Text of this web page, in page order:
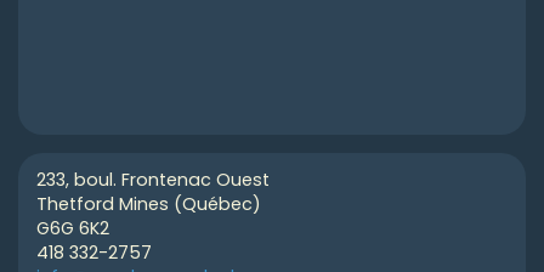
233, boul. Frontenac Ouest
Thetford Mines (Québec)
G6G 6K2
418 332-2757